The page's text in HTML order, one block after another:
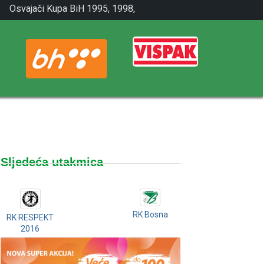
Osvajači Kupa BiH 1995, 1998,
2001.
Sljedeća utakmica
RK RESPEKT
2016
RK Bosna